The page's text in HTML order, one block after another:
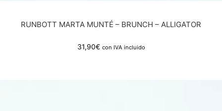
RUNBOTT MARTA MUNTÉ – BRUNCH – ALLIGATOR
31,90€ con IVA incluido